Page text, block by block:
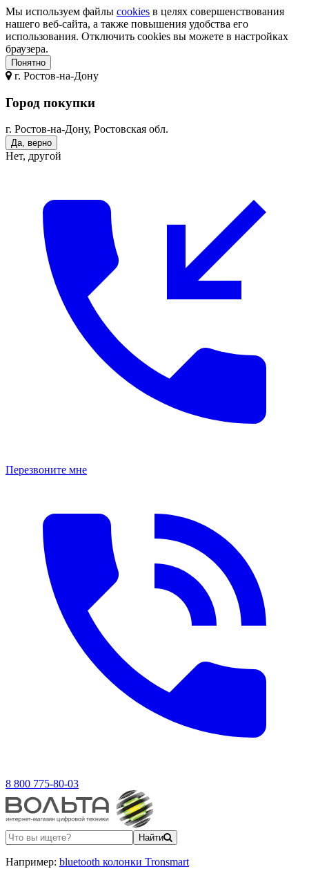
Мы используем файлы cookies в целях совершенствования
нашего веб-сайта, а также повышения удобства его
использования. Отключить cookies вы можете в настройках
браузера.
Понятно
г. Ростов-на-Дону
Город покупки
г. Ростов-на-Дону, Ростовская обл.
Да, верно
Нет, другой
Перезвоните мне
8 800 775-80-03
Найти
Например: bluetooth колонки Tronsmart